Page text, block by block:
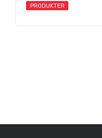
PRODUKTER